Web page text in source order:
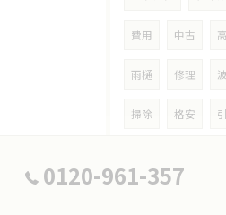
費用 中古
雨樋 修理
掃除 格安
0120-961-357